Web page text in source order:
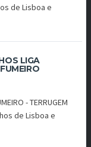
de Lisboa e
LIGA
- TERRUGEM
de Lisboa e